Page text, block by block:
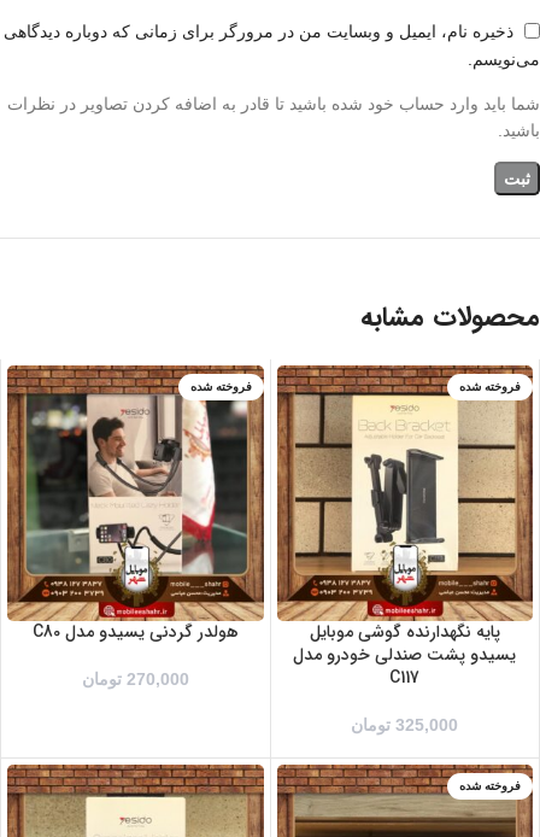
ذخیره نام، ایمیل و وبسایت من در مرورگر برای زمانی که دوباره دیدگاهی
می‌نویسم.
شما باید وارد حساب خود شده باشید تا قادر به اضافه کردن تصاویر در نظرات
باشید.
محصولات مشابه
فروخته شده
پایه نگهدارنده گوشی موبایل
یسیدو پشت صندلی خودرو مدل
C117
325,000 تومان
فروخته شده
هولدر گردنی یسیدو مدل C80
270,000 تومان
فروخته شده